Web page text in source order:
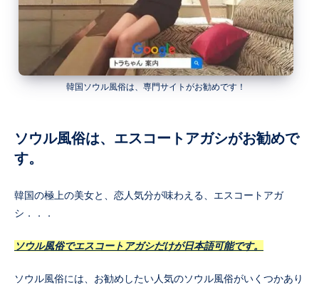
韓国ソウル風俗は、専門サイトがお勧めです！
ソウル風俗は、エスコートアガシがお勧めで
す。
韓国の極上の美女と、恋人気分が味わえる、エスコートアガ
シ．．．
ソウル風俗でエスコートアガシだけが日本語可能です。
ソウル風俗には、お勧めしたい人気のソウル風俗がいくつかあり